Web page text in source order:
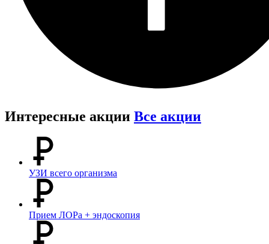
Интересные акции Все акции
УЗИ всего организма
Прием ЛОРа + эндоскопия